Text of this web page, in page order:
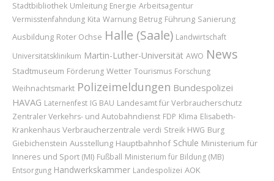
Stadtbibliothek Umleitung Energie Arbeitsagentur
Vermisstenfahndung Kita Warnung Betrug Führung Sanierung
Ausbildung Roter Ochse Halle (Saale) Landwirtschaft
Universitätsklinikum Martin-Luther-Universität AWO News
Stadtmuseum Förderung Wetter Tourismus Forschung
Weihnachtsmarkt Polizeimeldungen Bundespolizei
HAVAG Laternenfest IG BAU Landesamt für Verbraucherschutz
Zentraler Verkehrs- und Autobahndienst FDP Klima Elisabeth-
Krankenhaus Verbraucherzentrale verdi Streik HWG Burg
Giebichenstein Ausstellung Hauptbahnhof Schule Ministerium für
Inneres und Sport (MI) Fußball Ministerium für Bildung (MB)
Entsorgung Handwerkskammer Landespolizei AOK